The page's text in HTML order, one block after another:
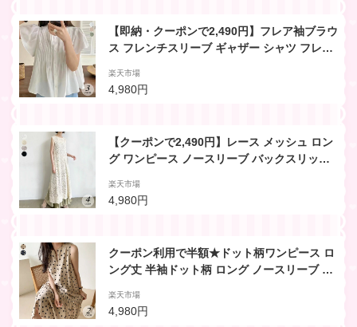
【即納・クーポンで2,490円】フレア袖ブラウ
ス フレンチスリーブ ギャザー シャツ フレア
二の腕カバー プリーツ ホワイト 白 ピンク グ
リーン無地 ゆったり 大きめ 可愛い ガーリー
楽天市場
4,980円
【クーポンで2,490円】レース メッシュ ロン
グ ワンピース ノースリーブ バックスリット
流行 カジュアル きれいめ シンプル 大人可愛
い 春 夏 ゆったり 大きめ 無地 体型カバー
楽天市場
4,980円
クーポン利用で半額★ドット柄ワンピース ロ
ング丈 半袖ドット柄 ロング ノースリーブ テ
たり 大きめ 体型カバー 可愛い ガーリー きれ
いめ リゾート夏 レディース 韓国ファッショ
楽天市場
4,980円